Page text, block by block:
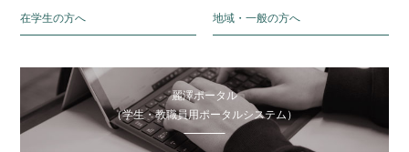
在学生の方へ 地域・一般の方へ
麗澤ポータル
（学生・教職員用ポータルシステム）